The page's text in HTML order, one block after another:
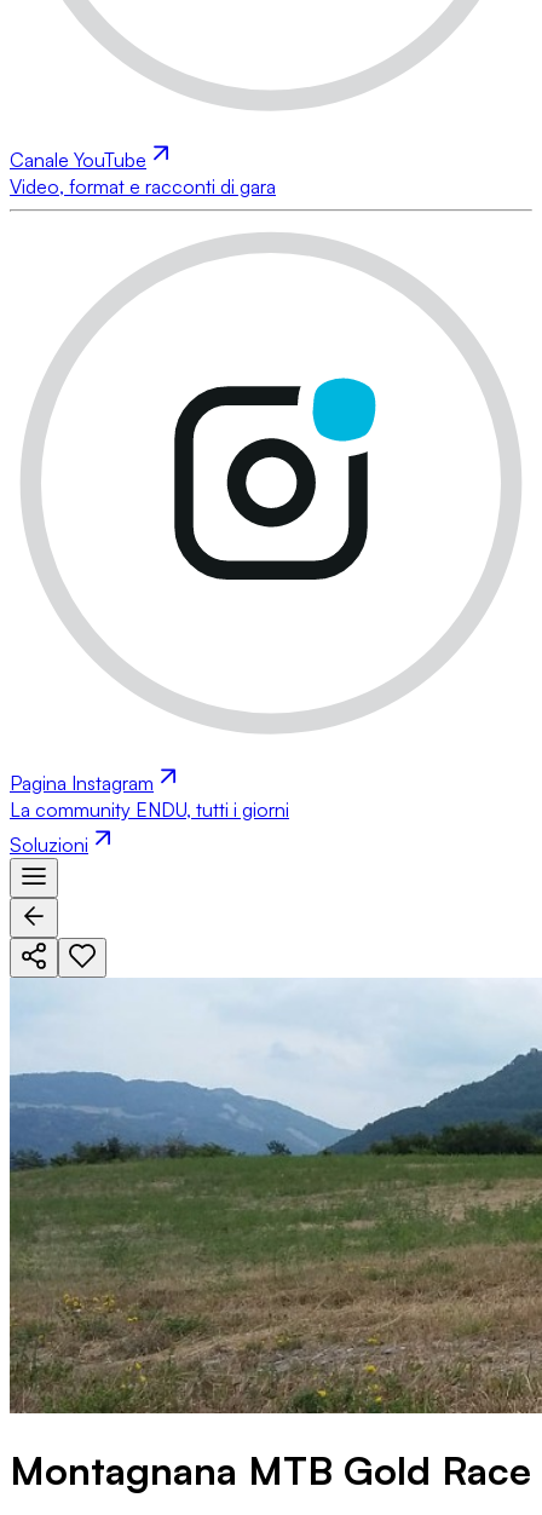
Canale YouTube
Video, format e racconti di gara
Pagina Instagram
La community ENDU, tutti i giorni
Soluzioni
Montagnana MTB Gold Race